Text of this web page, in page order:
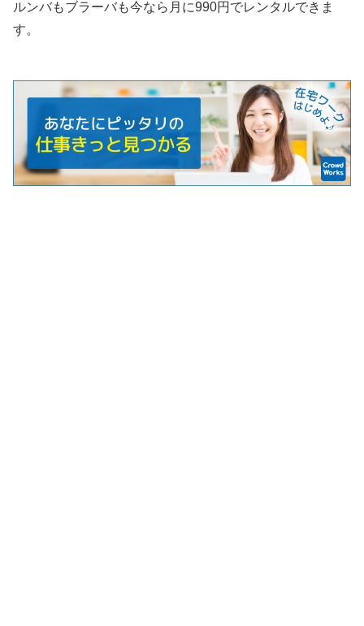
ルンバもブラーバも今なら月に990円でレンタルできま
す。